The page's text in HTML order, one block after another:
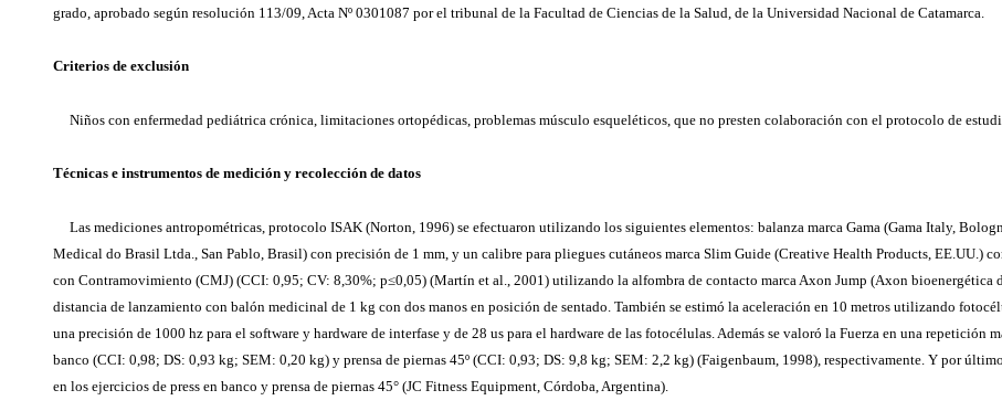
grado, aprobado según resolución 113/09, Acta Nº 0301087 por el tribunal de la Facultad de Ciencias de la Salud, de la Universidad Nacional de Catamarca.
Criterios de exclusión
Niños con enfermedad pediátrica crónica, limitaciones ortopédicas, problemas músculo esqueléticos, que no presten colaboración con el protocolo de
Técnicas e instrumentos de medición y recolección de datos
Las mediciones antropométricas, protocolo ISAK (Norton, 1996) se efectuaron utilizando los siguientes elementos: balanza marca Gama (Gama Italy,
Medical do Brasil Ltda., San Pablo, Brasil) con precisión de 1 mm, y un calibre para pliegues cutáneos marca Slim Guide (Creative Health Products, EE.UU.)
con Contramovimiento (CMJ) (CCI: 0,95; CV: 8,30%; p≤0,05) (Martín et al., 2001) utilizando la alfombra de contacto marca Axon Jump (Axon bioenergética
distancia de lanzamiento con balón medicinal de 1 kg con dos manos en posición de sentado. También se estimó la aceleración en 10 metros utilizando
una precisión de 1000 hz para el software y hardware de interfase y de 28 us para el hardware de las fotocélulas. Además se valoró la Fuerza en una
banco (CCI: 0,98; DS: 0,93 kg; SEM: 0,20 kg) y prensa de piernas 45º (CCI: 0,93; DS: 9,8 kg; SEM: 2,2 kg) (Faigenbaum, 1998), respectivamente. Y por
en los ejercicios de press en banco y prensa de piernas 45° (JC Fitness Equipment, Córdoba, Argentina).